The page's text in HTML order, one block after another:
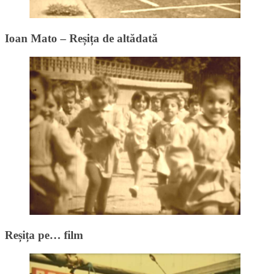
Ioan Mato – Reșița de altădată
Reșița pe… film